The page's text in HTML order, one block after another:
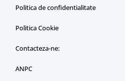
Politica de confidentialitate
Politica Cookie
Contacteza-ne:
ANPC